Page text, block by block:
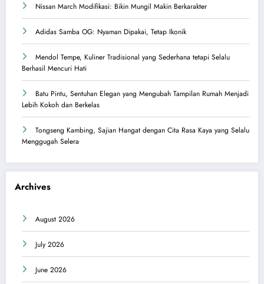
Nissan March Modifikasi: Bikin Mungil Makin Berkarakter
Adidas Samba OG: Nyaman Dipakai, Tetap Ikonik
Mendol Tempe, Kuliner Tradisional yang Sederhana tetapi Selalu
Berhasil Mencuri Hati
Batu Pintu, Sentuhan Elegan yang Mengubah Tampilan Rumah Menjadi
Lebih Kokoh dan Berkelas
Tongseng Kambing, Sajian Hangat dengan Cita Rasa Kaya yang Selalu
Menggugah Selera
Archives
August 2026
July 2026
June 2026